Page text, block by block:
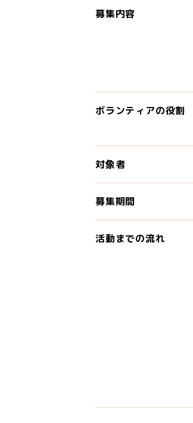
募集内容
ボランティアの役割
対象者
募集期間
活動までの流れ